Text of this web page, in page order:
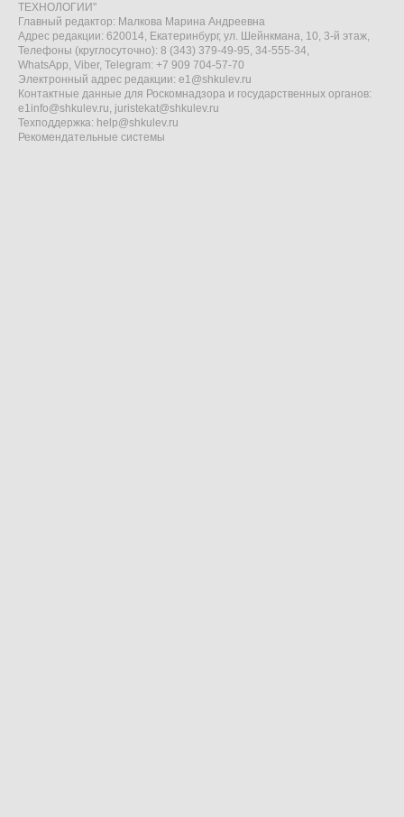
ТЕХНОЛОГИИ"
Главный редактор: Малкова Марина Андреевна
Адрес редакции: 620014, Екатеринбург, ул. Шейнкмана, 10, 3-й этаж,
Телефоны (круглосуточно): 8 (343) 379-49-95, 34-555-34,
WhatsApp, Viber, Telegram: +7 909 704-57-70
Электронный адрес редакции: e1@shkulev.ru
Контактные данные для Роскомнадзора и государственных органов:
e1info@shkulev.ru, juristekat@shkulev.ru
Техподдержка: help@shkulev.ru
Рекомендательные системы